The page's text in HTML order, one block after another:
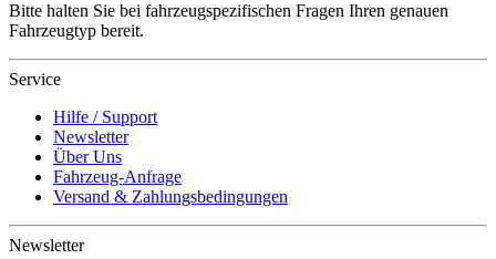
Bitte halten Sie bei fahrzeugspezifischen Fragen Ihren genauen
Fahrzeugtyp bereit.
Service
Hilfe / Support
Newsletter
Über Uns
Fahrzeug-Anfrage
Versand & Zahlungsbedingungen
Newsletter